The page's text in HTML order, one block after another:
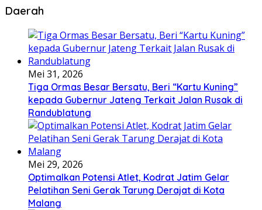
Daerah
Mei 31, 2026
Tiga Ormas Besar Bersatu, Beri “Kartu Kuning”
kepada Gubernur Jateng Terkait Jalan Rusak di
Randublatung
Mei 29, 2026
Optimalkan Potensi Atlet, Kodrat Jatim Gelar
Pelatihan Seni Gerak Tarung Derajat di Kota
Malang